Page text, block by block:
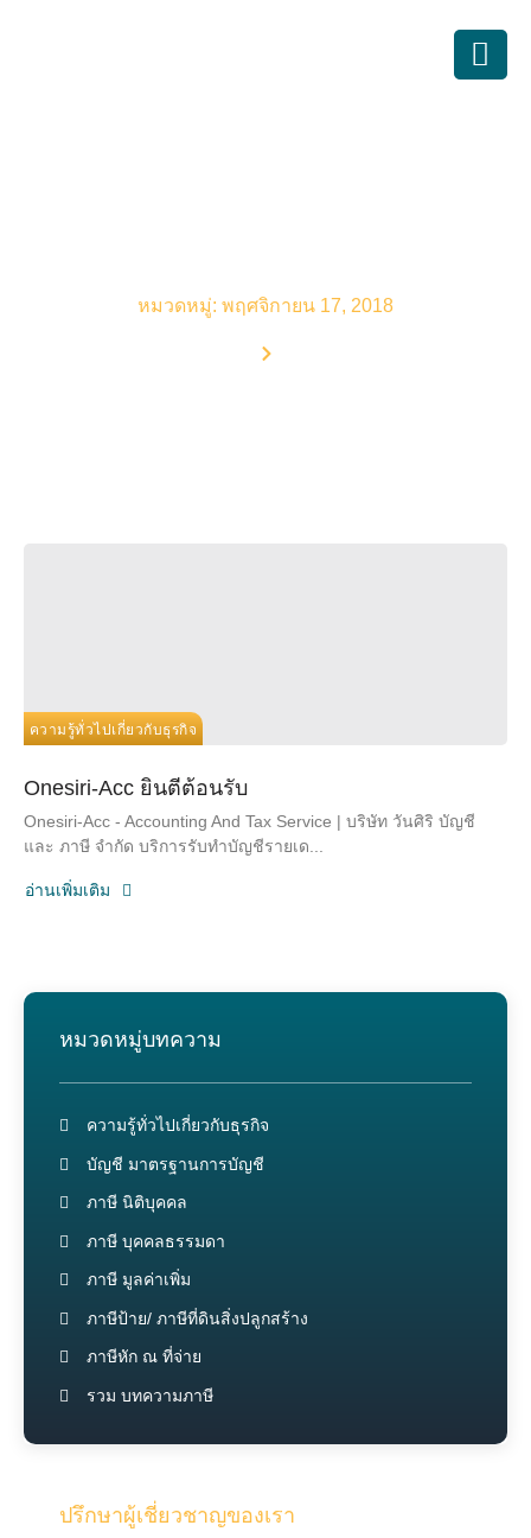
หมวดหมู่: พฤศจิกายน 17, 2018
ความรู้ทั่วไปเกี่ยวกับธุรกิจ
Onesiri-Acc ยินตีต้อนรับ
Onesiri-Acc - Accounting And Tax Service | บริษัท วันศิริ บัญชี
และ ภาษี จำกัด บริการรับทำบัญชีรายเด...
อ่านเพิ่มเติม
หมวดหมู่บทความ
ความรู้ทั่วไปเกี่ยวกับธุรกิจ
บัญชี มาตรฐานการบัญชี
ภาษี นิติบุคคล
ภาษี บุคคลธรรมดา
ภาษี มูลค่าเพิ่ม
ภาษีป้าย/ ภาษีที่ดินสิ่งปลูกสร้าง
ภาษีหัก ณ ที่จ่าย
รวม บทความภาษี
ปรึกษาผู้เชี่ยวชาญของเรา